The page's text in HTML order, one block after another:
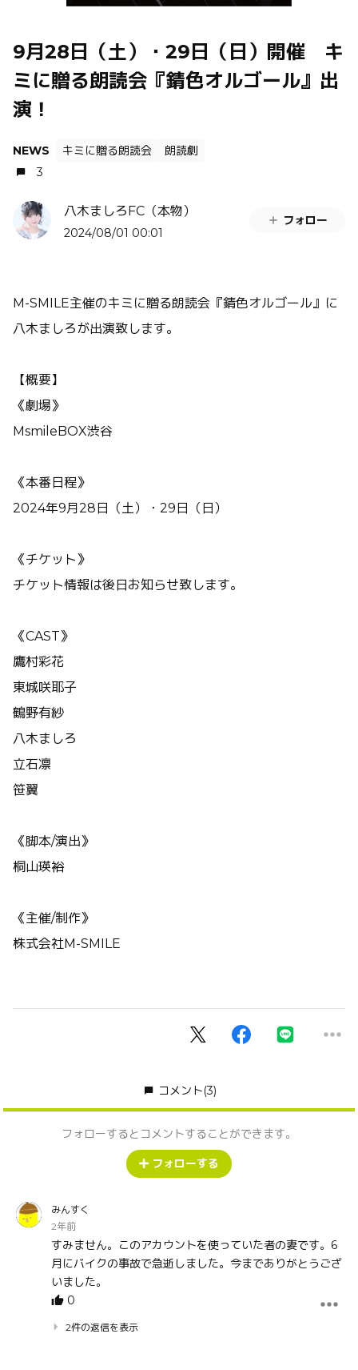
9月28日（土）・29日（日）開催 キ
ミに贈る朗読会『錆色オルゴール』出
演！
NEWS キミに贈る朗読会
朗読劇
3
八木ましろFC（本物）
2024/08/01 00:01
フォロー
M-SMILE主催のキミに贈る朗読会『錆色オルゴール』に
八木ましろが出演致します。
【概要】
《劇場》
MsmileBOX渋谷
《本番日程》
2024年9月28日（土）・29日（日）
《チケット》
チケット情報は後日お知らせ致します。
《CAST》
鷹村彩花
東城咲耶子
鶴野有紗
八木ましろ
立石凛
笹翼
《脚本/演出》
桐山瑛裕
《主催/制作》
株式会社M-SMILE
コメント(3)
フォローするとコメントすることができます。
フォローする
みんすく
2年前
すみません。このアカウントを使っていた者の妻です。6
月にバイクの事故で急逝しました。今までありがとうござ
いました。
0
2件の返信を表示